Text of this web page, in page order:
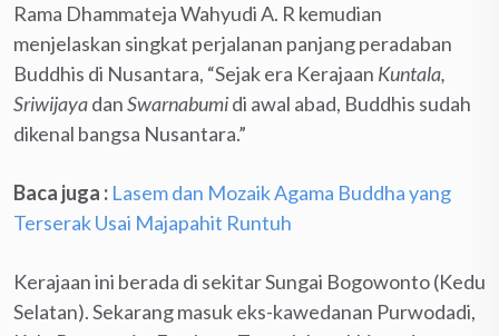
Rama Dhammateja Wahyudi A. R kemudian
menjelaskan singkat perjalanan panjang peradaban
Buddhis di Nusantara, “Sejak era Kerajaan Kuntala,
SriwijayadanSwarnabumidi awal abad, Buddhis sudah
dikenal bangsa Nusantara.”
Baca juga : Lasem dan Mozaik Agama Buddha yang
Terserak Usai Majapahit Runtuh
Kerajaan ini berada di sekitar Sungai Bogowonto (Kedu
Selatan). Sekarang masuk eks-kawedanan Purwodadi,